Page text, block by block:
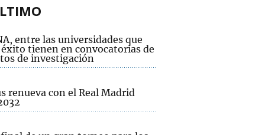
entre las universidades que
tienen en convocatorias de
de investigación
renueva con el Real Madrid